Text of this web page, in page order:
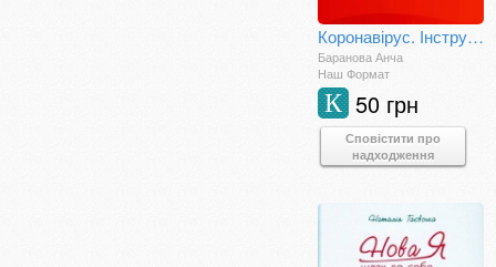
Коронавірус. Інструкція з виживання
Баранова Анча
Наш Формат
50 грн
К
Сповістити про
надходження